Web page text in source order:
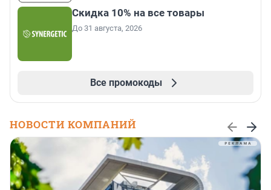
Скидка 10% на все товары
До 31 августа, 2026
Все промокоды
НОВОСТИ КОМПАНИЙ